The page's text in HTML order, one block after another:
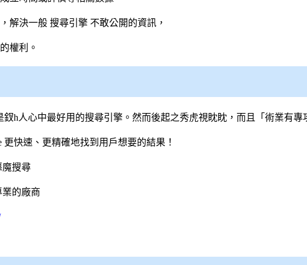
解決一般 搜尋引擎不敢公開的資訊，
權利。
釵h人心中最好用的搜尋引擎。然而後起之秀虎視眈眈，而且「術業有專
快速、更精確地找到用戶想要的結果！
魔搜尋
的廠商